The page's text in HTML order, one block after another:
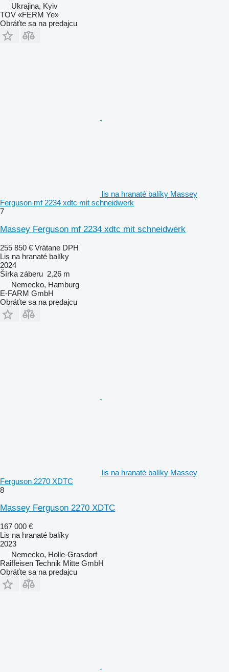
Ukrajina, Kyiv
TOV «FERM Ye»
Obráťte sa na predajcu
lis na hranaté balíky Massey
Ferguson mf 2234 xdtc mit schneidwerk
7
Massey Ferguson mf 2234 xdtc mit schneidwerk
255 850 € Vrátane DPH
Lis na hranaté balíky
2024
Šírka záberu 2,26 m
Nemecko, Hamburg
E-FARM GmbH
Obráťte sa na predajcu
lis na hranaté balíky Massey
Ferguson 2270 XDTC
8
Massey Ferguson 2270 XDTC
167 000 €
Lis na hranaté balíky
2023
Nemecko, Holle-Grasdorf
Raiffeisen Technik Mitte GmbH
Obráťte sa na predajcu